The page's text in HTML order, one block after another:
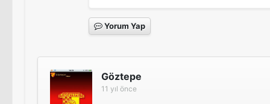
Yorum Yap
Göztepe
11 yıl önce